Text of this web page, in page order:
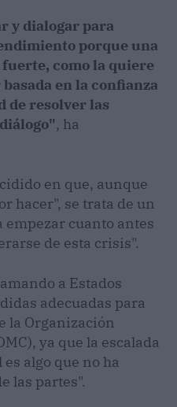
y dialogar para
porque una
como la quiere
en la confianza
de resolver las
, ha
en que, aunque
hacer", se trata de un
empezar cuanto antes
de esta crisis".
a Estados
adecuadas para
la Organización
ya que la escalada
algo que no ha
las partes".